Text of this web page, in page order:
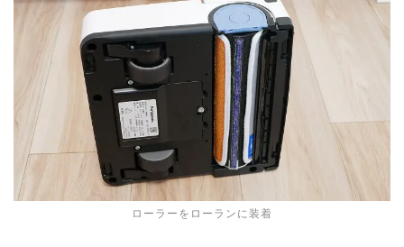
ローラーをローランに装着